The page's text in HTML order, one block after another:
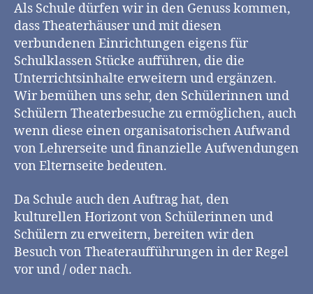
Als Schule dürfen wir in den Genuss kommen,
dass Theaterhäuser und mit diesen
verbundenen Einrichtungen eigens für
Schulklassen Stücke aufführen, die die
Unterrichtsinhalte erweitern und ergänzen.
Wir bemühen uns sehr, den Schülerinnen und
Schülern Theaterbesuche zu ermöglichen, auch
wenn diese einen organisatorischen Aufwand
von Lehrerseite und finanzielle Aufwendungen
von Elternseite bedeuten.
Da Schule auch den Auftrag hat, den
kulturellen Horizont von Schülerinnen und
Schülern zu erweitern, bereiten wir den
Besuch von Theateraufführungen in der Regel
vor und / oder nach.